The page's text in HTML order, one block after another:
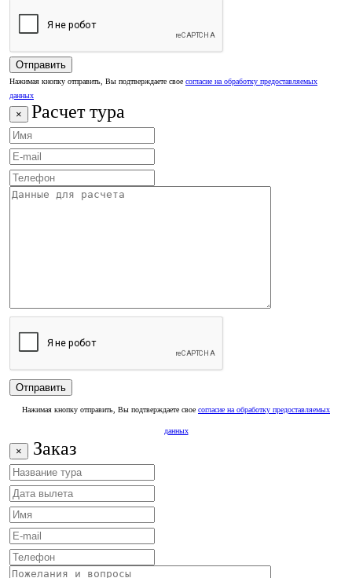
Нажимая кнопку отправить, Вы подтверждаете свое согласие на обработку предоставляемых
данных
× Расчет тура
Нажимая кнопку отправить, Вы подтверждаете свое согласие на обработку предоставляемых
данных
× Заказ